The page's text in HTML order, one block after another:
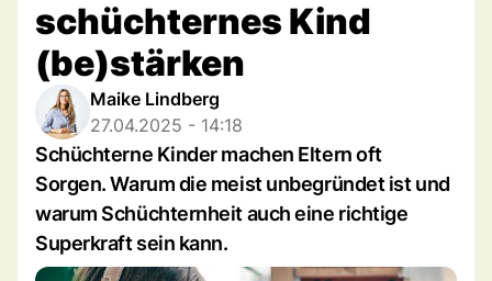
schüchternes Kind
(be)stärken
Maike Lindberg
27.04.2025 - 14:18
Schüchterne Kinder machen Eltern oft
Sorgen. Warum die meist unbegründet ist und
warum Schüchternheit auch eine richtige
Superkraft sein kann.